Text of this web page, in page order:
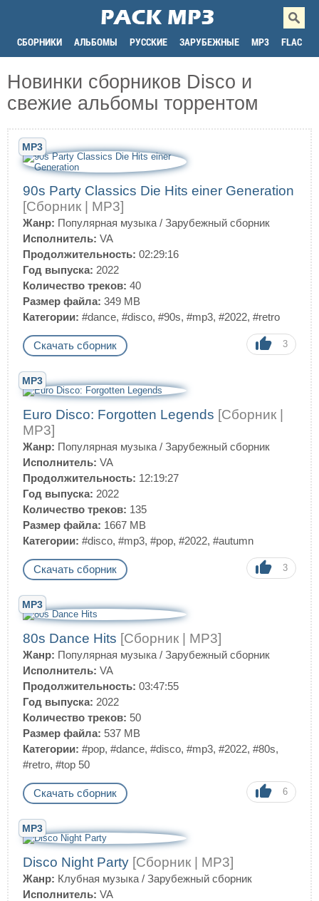
СБОРНИКИ АЛЬБОМЫ РУССКИЕ ЗАРУБЕЖНЫЕ MP3 FLAC
Новинки сборников Disco и
свежие альбомы торрентом
MP3
90s Party Classics Die Hits einer Generation
[Сборник | MP3]
Жанр: Популярная музыка / Зарубежный сборник
Исполнитель: VA
Продолжительность: 02:29:16
Год выпуска: 2022
Количество треков: 40
Размер файла: 349 MB
Категории: #dance, #disco, #90s, #mp3, #2022, #retro
Скачать сборник 3
MP3
Euro Disco: Forgotten Legends [Сборник |
MP3]
Жанр: Популярная музыка / Зарубежный сборник
Исполнитель: VA
Продолжительность: 12:19:27
Год выпуска: 2022
Количество треков: 135
Размер файла: 1667 MB
Категории: #disco, #mp3, #pop, #2022, #autumn
Скачать сборник 3
MP3
80s Dance Hits [Сборник | MP3]
Жанр: Популярная музыка / Зарубежный сборник
Исполнитель: VA
Продолжительность: 03:47:55
Год выпуска: 2022
Количество треков: 50
Размер файла: 537 MB
Категории: #pop, #dance, #disco, #mp3, #2022, #80s,
#retro, #top 50
Скачать сборник 6
MP3
Disco Night Party [Сборник | MP3]
Жанр: Клубная музыка / Зарубежный сборник
Исполнитель: VA